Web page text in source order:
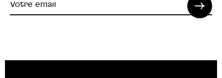
Votre